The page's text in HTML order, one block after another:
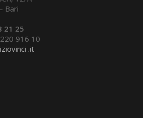
Bari
21 25
916 10
.it